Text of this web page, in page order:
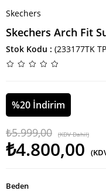
Skechers
Skechers Arch Fit
Stok Kodu (233177TK
%20 İndirim
₺5.999,00 (KDV Dahil)
₺4.800,00
Beden